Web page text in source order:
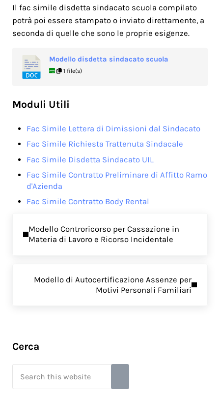
Il fac simile disdetta sindacato scuola compilato
potrà poi essere stampato o inviato direttamente, a
seconda di quelle che sono le proprie esigenze.
Modello disdetta sindacato scuola
1 file(s)
Moduli Utili
Fac Simile Lettera di Dimissioni dal Sindacato
Fac Simile Richiesta Trattenuta Sindacale
Fac Simile Disdetta Sindacato UIL
Fac Simile Contratto Preliminare di Affitto Ramo
d'Azienda
Fac Simile Contratto Body Rental
Modello Controricorso per Cassazione in
Materia di Lavoro e Ricorso Incidentale
Modello di Autocertificazione Assenze per
Motivi Personali Familiari
Sidebar
Cerca